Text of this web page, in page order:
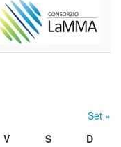
Set »
V S
D